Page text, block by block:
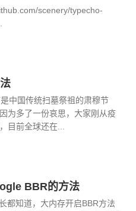
scenery/typecho-
中国传统扫墓祭祖的肃穆节
为多了一份哀思，大家刚从疫
目前全球还在...
BBR的方法
都知道，大内存开启BBR方法